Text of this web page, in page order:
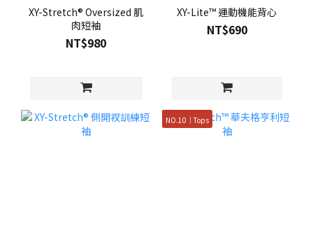
XY-Stretch® Oversized 肌
肉短袖
NT$980
XY-Lite™ 運動機能背心
NT$690
NO.10｜Tops